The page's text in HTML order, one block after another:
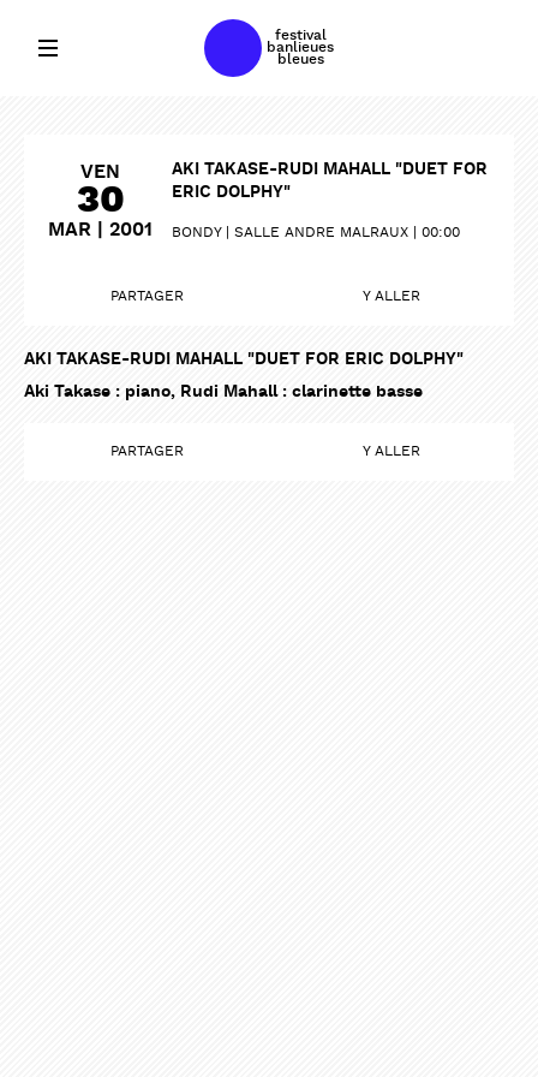
festival
banlieues
bleues
VEN
30
MAR | 2001
AKI TAKASE-RUDI MAHALL "DUET FOR
ERIC DOLPHY"
BONDY SALLE ANDRE MALRAUX 00:00
PARTAGER Y ALLER
AKI TAKASE-RUDI MAHALL "DUET FOR ERIC DOLPHY"
Aki Takase : piano, Rudi Mahall : clarinette basse
PARTAGER Y ALLER